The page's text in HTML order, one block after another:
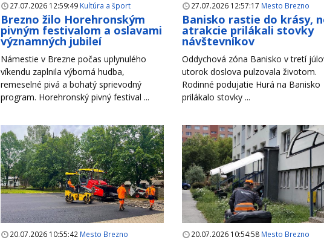
27.07.2026 12:59:49 Kultúra a šport
Brezno žilo Horehronským
pivným festivalom a oslavami
významných jubileí
Námestie v Brezne počas uplynulého
víkendu zaplnila výborná hudba,
remeselné pivá a bohatý sprievodný
program. Horehronský pivný festival ...
27.07.2026 12:57:17 Mesto Brezno
Banisko rastie do krásy,
atrakcie prilákali stovky
návštevníkov
Oddychová zóna Banisko v tretí
utorok doslova pulzovala životom.
Rodinné podujatie Hurá na Banisko
prilákalo stovky ...
20.07.2026 10:55:42 Mesto Brezno 20.07.2026 10:54:58 Mesto Brezno